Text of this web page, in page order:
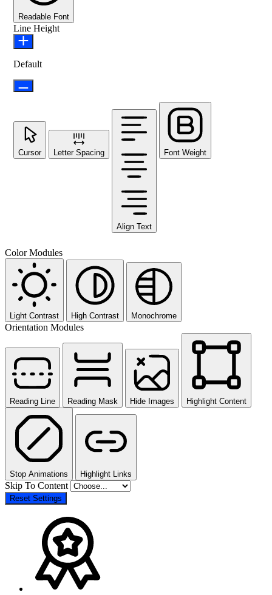
Readable Font
Line Height
Default
Cursor Letter Spacing
Align Text
Font Weight
Color Modules
Light Contrast High Contrast Monochrome
Orientation Modules
Reading Line Reading Mask Hide Images Highlight Content
Stop Animations Highlight Links
Skip To Content
Reset Settings